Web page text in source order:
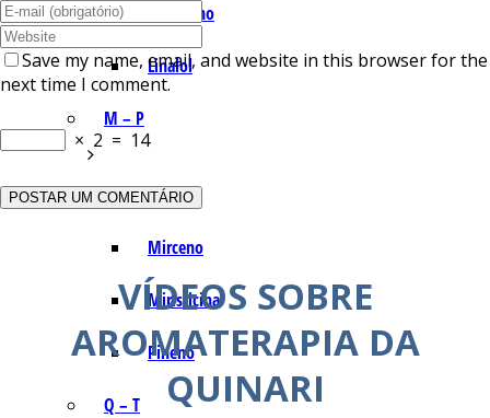
Limoneno
Linalol
M – P
Mentol
Mirceno
Miristicina
Pineno
Q – T
Save my name, email, and website in this browser for the
next time I comment.
× 2 = 14
VÍDEOS SOBRE
AROMATERAPIA DA
QUINARI